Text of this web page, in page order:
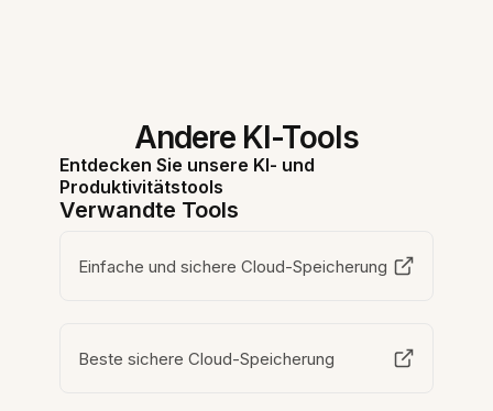
Andere KI-Tools
Entdecken Sie unsere KI- und
Produktivitätstools
Verwandte Tools
Einfache und sichere Cloud-Speicherung
Beste sichere Cloud-Speicherung